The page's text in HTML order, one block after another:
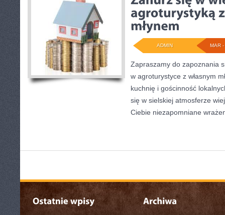
MAR
ADMIN
Zapraszamy do zapoznania
w agroturystyce z własnym
kuchnię i gościnność
się w sielskiej atmosferze
Ciebie niezapomniane